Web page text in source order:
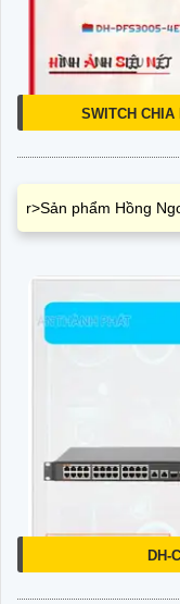
SWITCH CHIA
r>Sản phẩm Hồng
DH-